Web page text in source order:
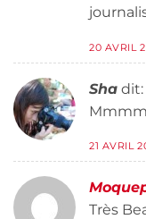
20 AVRIL
Sha dit:
21 AVRIL
Très